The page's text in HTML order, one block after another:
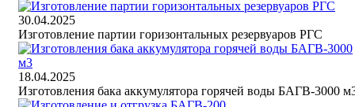
30.04.2025
Изготовление партии горизонтальных резервуаров РГС
18.04.2025
Изготовления бака аккумулятора горячей воды БАГВ-3000